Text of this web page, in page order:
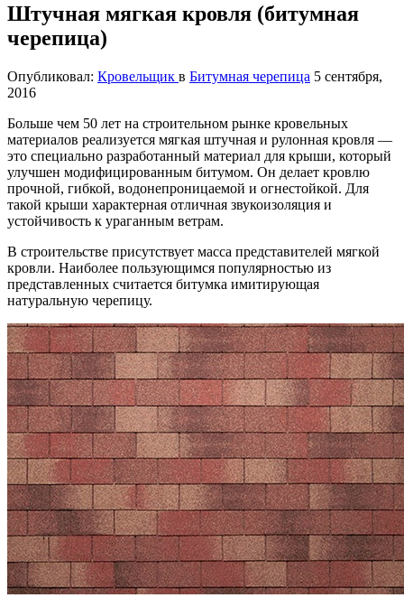
Штучная мягкая кровля (битумная
черепица)
Опубликовал: Кровельщик в Битумная черепица 5 сентября,
2016
Больше чем 50 лет на строительном рынке кровельных
материалов реализуется мягкая штучная и рулонная кровля —
это специально разработанный материал для крыши, который
улучшен модифицированным битумом. Он делает кровлю
прочной, гибкой, водонепроницаемой и огнестойкой. Для
такой крыши характерная отличная звукоизоляция и
устойчивость к ураганным ветрам.
В строительстве присутствует масса представителей мягкой
кровли. Наиболее пользующимся популярностью из
представленных считается битумка имитирующая
натуральную черепицу.